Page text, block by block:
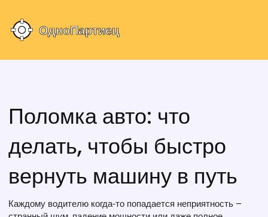
Поломка авто: что
делать, чтобы быстро
вернуть машину в путь
Каждому водителю когда‑то попадается неприятность –